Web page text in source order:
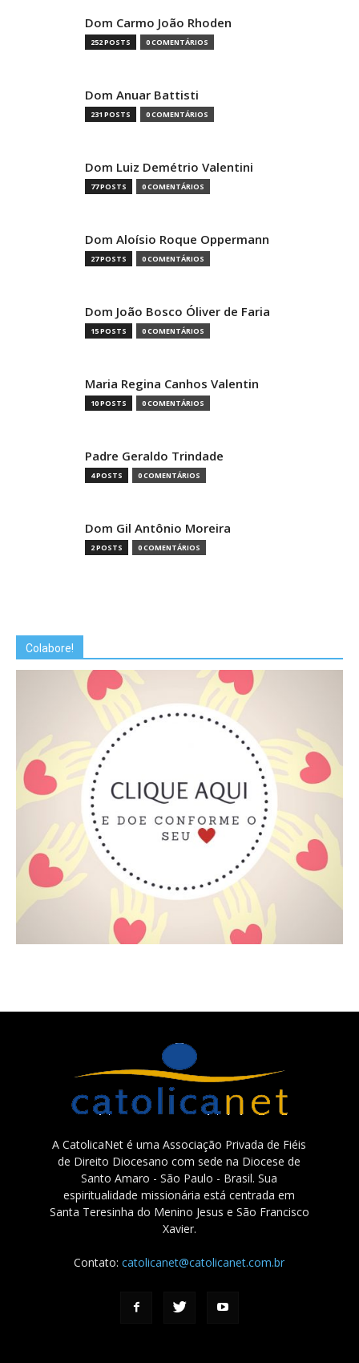
Dom Carmo João Rhoden
252 POSTS 0 COMENTÁRIOS
Dom Anuar Battisti
231 POSTS 0 COMENTÁRIOS
Dom Luiz Demétrio Valentini
77 POSTS 0 COMENTÁRIOS
Dom Aloísio Roque Oppermann
27 POSTS 0 COMENTÁRIOS
Dom João Bosco Óliver de Faria
15 POSTS 0 COMENTÁRIOS
Maria Regina Canhos Valentin
10 POSTS 0 COMENTÁRIOS
Padre Geraldo Trindade
4 POSTS 0 COMENTÁRIOS
Dom Gil Antônio Moreira
2 POSTS 0 COMENTÁRIOS
Colabore!
A CatolicaNet é uma Associação Privada de Fiéis
de Direito Diocesano com sede na Diocese de
Santo Amaro - São Paulo - Brasil. Sua
espiritualidade missionária está centrada em
Santa Teresinha do Menino Jesus e São Francisco
Xavier.
Contato:catolicanet@catolicanet.com.br